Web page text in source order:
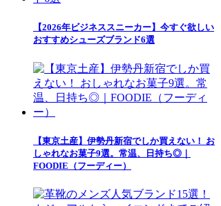
【2026年ビジネススニーカー】今すぐ欲しい
おすすめシューズブランド6選
【東京土産】伊勢丹新宿でしか買えない！ お
しゃれなお菓子9選。常温、日持ち◎｜
FOODIE（フーディー）